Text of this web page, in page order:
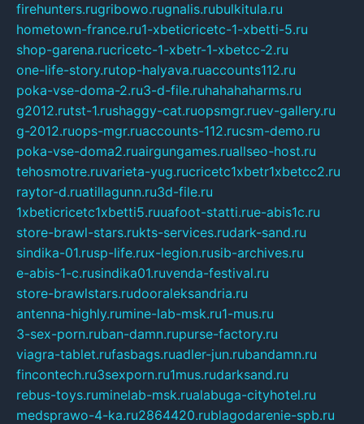
firehunters.rugribowo.rugnalis.rubulkitula.ru
hometown-france.ru1-xbeticricetc-1-xbetti-5.ru
shop-garena.rucricetc-1-xbetr-1-xbetcc-2.ru
one-life-story.rutop-halyava.ruaccounts112.ru
poka-vse-doma-2.ru3-d-file.ruhahahaharms.ru
g2012.rutst-1.rushaggy-cat.ruopsmgr.ruev-gallery.ru
g-2012.ruops-mgr.ruaccounts-112.rucsm-demo.ru
poka-vse-doma2.ruairgungames.ruallseo-host.ru
tehosmotre.ruvarieta-yug.rucricetc1xbetr1xbetcc2.ru
raytor-d.ruatillagunn.ru3d-file.ru
1xbeticricetc1xbetti5.ruuafoot-statti.rue-abis1c.ru
store-brawl-stars.rukts-services.rudark-sand.ru
sindika-01.rusp-life.rux-legion.rusib-archives.ru
e-abis-1-c.rusindika01.ruvenda-festival.ru
store-brawlstars.rudooraleksandria.ru
antenna-highly.rumine-lab-msk.ru1-mus.ru
3-sex-porn.ruban-damn.rupurse-factory.ru
viagra-tablet.rufasbags.ruadler-jun.rubandamn.ru
fincontech.ru3sexporn.ru1mus.rudarksand.ru
rebus-toys.ruminelab-msk.rualabuga-cityhotel.ru
medsprawo-4-ka.ru2864420.rublagodarenie-spb.ru